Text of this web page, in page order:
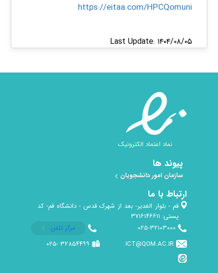
https://eitaa.com/HPCQomuni​​
Last Update: ۱۴۰۴/۰۸/۰۵
نماد اعتماد الکترونیک
پیوند ها
سازمان امور دانشجویان
ارتباط با ما
قم - بلوار الغدیر- بعد از شهرک قدس - دانشگاه قم- کد
پستی: ۳۷۱۶۱۴۶۶۱۱
۰۲۵-۳۲۱۰۳۰۰۰
مرکز تلفن
ICT@QOM.AC.IR ​​
۳۲۸۵۴۴۹۹ -۰۲۵